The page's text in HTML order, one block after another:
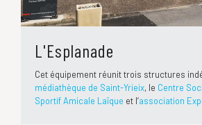
L'Esplanade
Cet équipement réunit trois structures
médiathèque de Saint-Yrieix, le Centre
Sportif Amicale Laïque et l’association